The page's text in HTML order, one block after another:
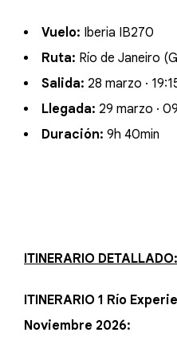
Vuelo: Iberia IB270
Ruta: Río de Janeiro
Salida: 28 marzo ·
Llegada: 29 marzo ·
Duración: 9h 40min
ITINERARIO DETALLADO:
ITINERARIO 1 Río
Noviembre 2026: